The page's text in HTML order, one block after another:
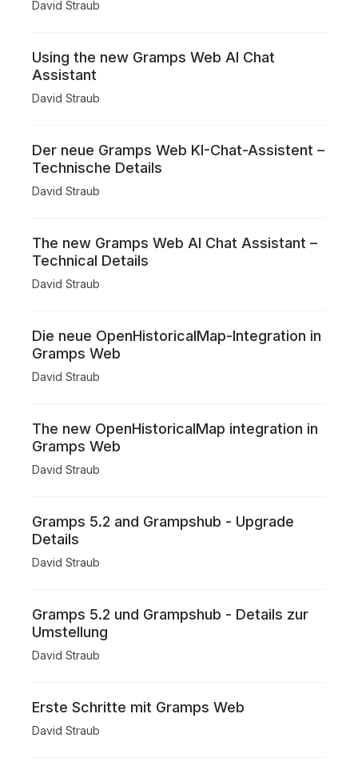
David Straub
Using the new Gramps Web AI Chat
Assistant
David Straub
Der neue Gramps Web KI-Chat-Assistent –
Technische Details
David Straub
The new Gramps Web AI Chat Assistant –
Technical Details
David Straub
Die neue OpenHistoricalMap-Integration in
Gramps Web
David Straub
The new OpenHistoricalMap integration in
Gramps Web
David Straub
Gramps 5.2 and Grampshub - Upgrade
Details
David Straub
Gramps 5.2 und Grampshub - Details zur
Umstellung
David Straub
Erste Schritte mit Gramps Web
David Straub